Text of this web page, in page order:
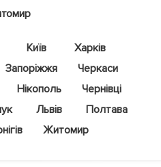
Київ
Харків
Запоріжжя
Черкаси
Нікополь
Чернівці
Львів
Полтава
Житомир